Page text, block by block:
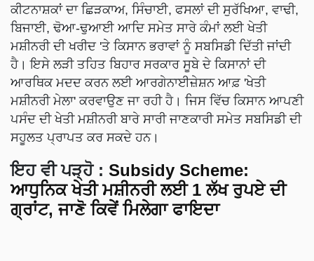
ਕੀਟਨਾਸ਼ਕਾਂ ਦਾ ਛਿੜਕਾਅ, ਸਿੰਚਾਈ, ਫਸਲਾਂ ਦੀ ਸੁਰੱਖਿਆ, ਵਾਢੀ,
ਬਿਜਾਈ, ਢੋਆ-ਢੁਆਈ ਆਦਿ ਸਮੇਤ ਸਾਰੇ ਕੰਮਾਂ ਲਈ ਖੇਤੀ
ਮਸ਼ੀਨਰੀ ਦੀ ਖਰੀਦ 'ਤੇ ਕਿਸਾਨ ਭਰਾਵਾਂ ਨੂੰ ਸਬਸਿਡੀ ਦਿੱਤੀ ਜਾਂਦੀ
ਹੈ। ਇਸੇ ਲੜੀ ਤਹਿਤ ਬਿਹਾਰ ਸਰਕਾਰ ਸੂਬੇ ਦੇ ਕਿਸਾਨਾਂ ਦੀ
ਆਰਥਿਕ ਮਦਦ ਕਰਨ ਲਈ ਆਰਗੇਨਾਈਜ਼ੇਸ਼ਨ ਆਫ਼ 'ਖੇਤੀ
ਮਸ਼ੀਨਰੀ ਮੇਲਾ' ਕਰਵਾਉਣ ਜਾ ਰਹੀ ਹੈ। ਜਿਸ ਵਿੱਚ ਕਿਸਾਨ ਆਪਣੀ
ਪਸੰਦ ਦੀ ਖੇਤੀ ਮਸ਼ੀਨਰੀ ਬਾਰੇ ਸਾਰੀ ਜਾਣਕਾਰੀ ਸਮੇਤ ਸਬਸਿਡੀ ਦੀ
ਸਹੂਲਤ ਪ੍ਰਾਪਤ ਕਰ ਸਕਦੇ ਹਨ।
ਇਹ ਵੀ ਪੜ੍ਹੋ : Subsidy Scheme:
ਆਧੁਨਿਕ ਖੇਤੀ ਮਸ਼ੀਨਰੀ ਲਈ 1 ਲੱਖ ਰੁਪਏ ਦੀ
ਗ੍ਰਾਂਟ, ਜਾਣੋ ਕਿਵੇਂ ਮਿਲੇਗਾ ਫਾਇਦਾ